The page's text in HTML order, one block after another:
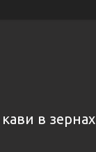
в зернах